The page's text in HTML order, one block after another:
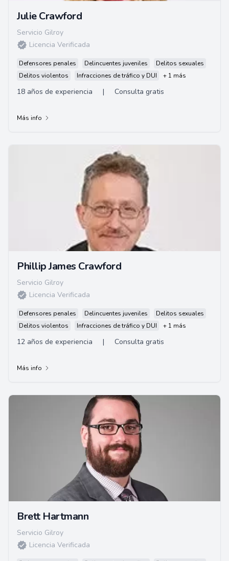
Julie Crawford
Servicio Gilroy
Licencia Verificada
Defensores penales Delincuentes juveniles
Delitos sexuales
Delitos violentos
Infracciones de tráfico y DUI + 1 más
18 años de experiencia | Consulta gratis
Más info
Phillip James Crawford
Servicio Gilroy
Licencia Verificada
Defensores penales Delincuentes juveniles
Delitos sexuales
Delitos violentos
Infracciones de tráfico y DUI + 1 más
12 años de experiencia | Consulta gratis
Más info
Brett Hartmann
Servicio Gilroy
Licencia Verificada